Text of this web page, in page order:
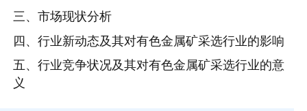
三、市场现状分析
四、行业新动态及其对有色金属矿采选行业的影响
五、行业竞争状况及其对有色金属矿采选行业的意
义